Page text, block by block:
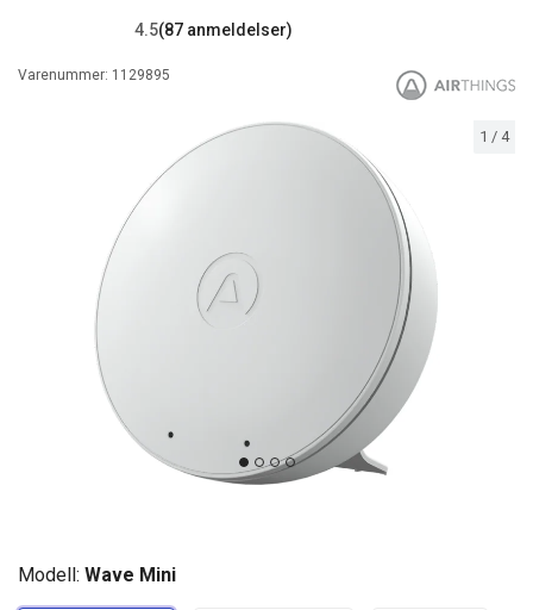
1 / 4
4.5(87 anmeldelser)
Varenummer: 1129895
Modell: Wave Mini